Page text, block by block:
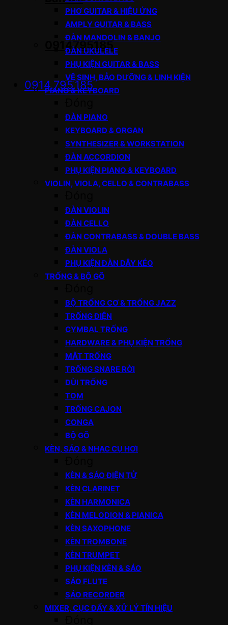
0914795185
0914.795.185
PHƠ GUITAR & HIỆU ỨNG
AMPLY GUITAR & BASS
ĐÀN MANDOLIN & BANJO
ĐÀN UKULELE
PHỤ KIỆN GUITAR & BASS
VỆ SINH, BẢO DƯỠNG & LINH KIỆN
PIANO & KEYBOARD
ĐÀN PIANO
KEYBOARD & ORGAN
SYNTHESIZER & WORKSTATION
ĐÀN ACCORDION
PHỤ KIỆN PIANO & KEYBOARD
VIOLIN, VIOLA, CELLO & CONTRABASS
ĐÀN VIOLIN
ĐÀN CELLO
ĐÀN CONTRABASS & DOUBLE BASS
ĐÀN VIOLA
PHỤ KIỆN ĐÀN DÂY KÉO
TRỐNG & BỘ GÕ
BỘ TRỐNG CƠ & TRỐNG JAZZ
TRỐNG ĐIỆN
CYMBAL TRỐNG
HARDWARE & PHỤ KIỆN TRỐNG
MẶT TRỐNG
TRỐNG SNARE RỜI
DÙI TRỐNG
TOM
TRỐNG CAJON
CONGA
BỘ GÕ
KÈN, SÁO & NHẠC CỤ HƠI
KÈN & SÁO ĐIỆN TỬ
KÈN CLARINET
KÈN HARMONICA
KÈN MELODION & PIANICA
KÈN SAXOPHONE
KÈN TROMBONE
KÈN TRUMPET
PHỤ KIỆN KÈN & SÁO
SÁO FLUTE
SÁO RECORDER
MIXER, CỤC ĐẨY & XỬ LÝ TÍN HIỆU